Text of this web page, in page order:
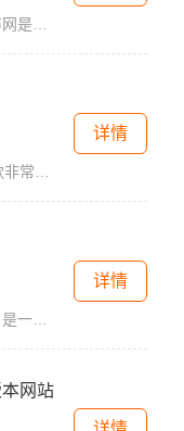
详情
详情
网站